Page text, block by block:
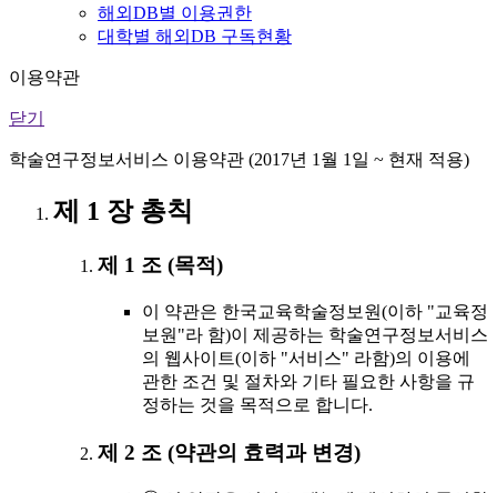
해외DB별 이용권한
대학별 해외DB 구독현황
이용약관
닫기
학술연구정보서비스 이용약관 (2017년 1월 1일 ~ 현재 적용)
제 1 장 총칙
제 1 조 (목적)
이 약관은 한국교육학술정보원(이하 "교육정
보원"라 함)이 제공하는 학술연구정보서비스
의 웹사이트(이하 "서비스" 라함)의 이용에
관한 조건 및 절차와 기타 필요한 사항을 규
정하는 것을 목적으로 합니다.
제 2 조 (약관의 효력과 변경)